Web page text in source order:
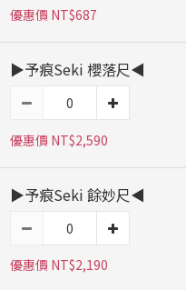
優惠價 NT$687
▶予痕Seki 櫻落尺◀
優惠價 NT$2,590
▶予痕Seki 餘妙尺◀
優惠價 NT$2,190